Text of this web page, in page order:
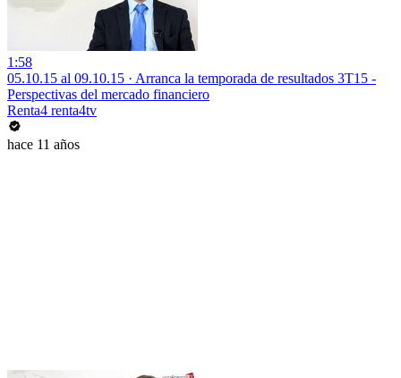
1:58
05.10.15 al 09.10.15 · Arranca la temporada de resultados 3T15 -
Perspectivas del mercado financiero
Renta4 renta4tv
hace 11 años